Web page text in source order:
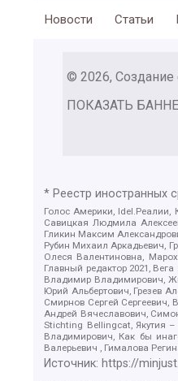
Новости Статьи
© 2026, Создание
ПОКАЗАТЬ
* Реестр иностранных
Голос Америки, Idel.Реалии,
Савицкая Людмила
Гликин Максим
Рубин Михаил Аркадьевич,
Олеся Валентиновна,
Главный редактор 2021,
Владимир Владимирович,
Юрий Альбертович, Грезев
Смирнов Сергей
Андрей Вячеславович,
Stichting Bellingcat, Якутия
Владимирович, Как бы
Валерьевич , Гималова
Источник: https://